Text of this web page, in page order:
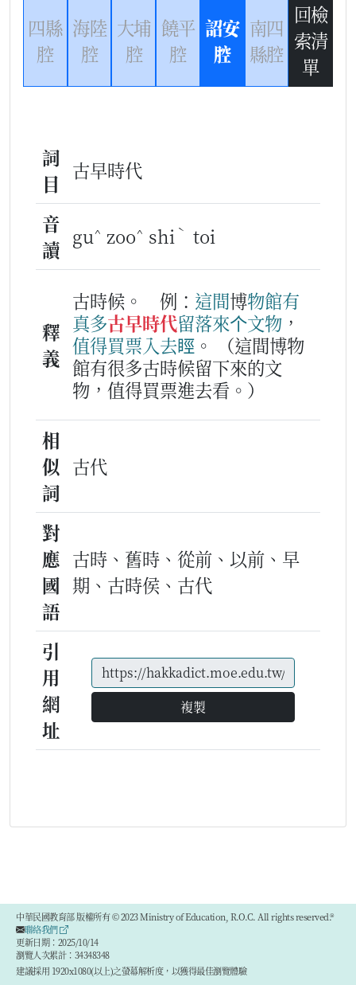
四縣
腔
海陸
腔
大埔
腔
饒平
腔
詔安
腔
南四
縣腔
回檢
索清
單
詞
目
古早時代
音
讀
gu^ zoo^ shi ˋ toi
釋
義
古時候。 例： 這間博物館有
真多古早時代留落來个文物 ，
值得買票入去䀴 。
（這間博物
館有很多古時候留下來的文
物，值得買票進去看。）
相
似
詞
古代
對
應
國
語
古時、舊時、從前、以前、早
期、古時侯、古代
引
用
網
址
複製
中華民國教育部 版權所有 © 2023 Ministry of Education, R.O.C. All rights reserved.®
聯絡我們
更新日期：2025/10/14
瀏覽人次累計：34348348
建議採用 1920x1080(以上)之螢幕解析度，以獲得最佳瀏覽體驗